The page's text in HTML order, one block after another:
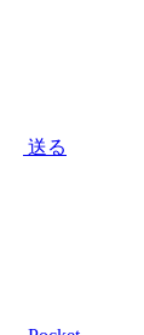
送る